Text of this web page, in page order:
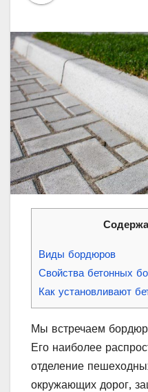
Виды бордюров
Свойства бетонных
Как установливают
Мы встречаем
Его наиболее
отделение
окружающих дорог,